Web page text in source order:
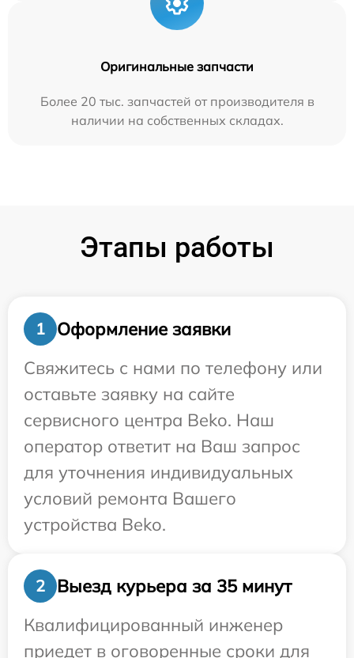
Оригинальные запчасти
Более 20 тыс. запчастей от производителя в
наличии на собственных складах.
Этапы работы
1
Оформление заявки
Свяжитесь с нами по телефону или
оставьте заявку на сайте
сервисного центра Beko. Наш
оператор ответит на Ваш запрос
для уточнения индивидуальных
условий ремонта Вашего
устройства Beko.
2
Выезд курьера за 35 минут
Квалифицированный инженер
приедет в оговоренные сроки для